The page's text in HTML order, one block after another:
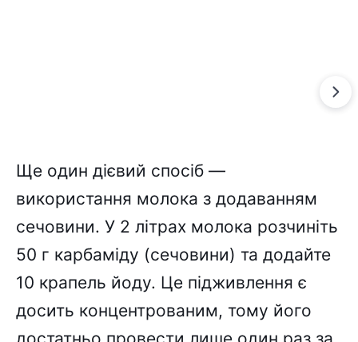
Ще один дієвий спосіб —
використання молока з додаванням
сечовини. У 2 літрах молока розчиніть
50 г карбаміду (сечовини) та додайте
10 крапель йоду. Це підживлення є
досить концентрованим, тому його